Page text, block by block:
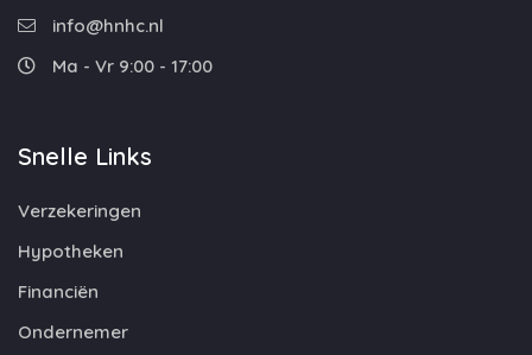
info@hnhc.nl
Ma - Vr 9:00 - 17:00
Snelle Links
Verzekeringen
Hypotheken
Financiën
Ondernemer